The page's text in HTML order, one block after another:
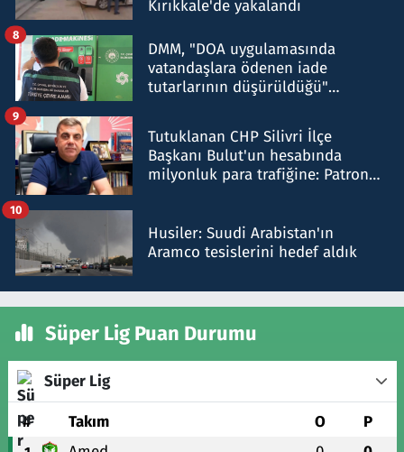
Kırıkkale'de yakalandı
DMM, "DOA uygulamasında
vatandaşlara ödenen iade
tutarlarının düşürüldüğü"
8
Tutuklanan CHP Silivri İlçe
Başkanı Bulut'un hesabında
milyonluk para trafiğine: Patron
9
Husiler: Suudi Arabistan'ın
Aramco tesislerini hedef aldık
10
Süper Lig Puan Durumu
Süper Lig
# Takım O P